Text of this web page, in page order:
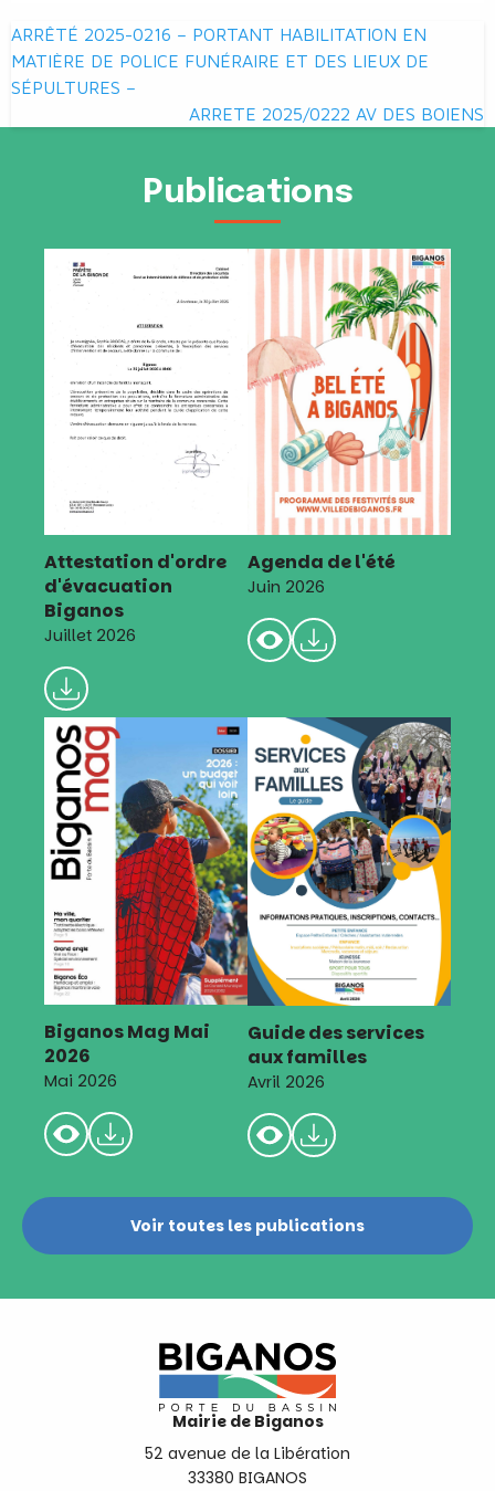
Navigation
de
l’article
ARRÊTÉ 2025-0216 – PORTANT HABILITATION EN
MATIÈRE DE POLICE FUNÉRAIRE ET DES LIEUX DE
SÉPULTURES –
ARRETE 2025/0222 AV DES BOIENS
Publications
Attestation d'ordre
d'évacuation
Biganos
Juillet 2026
Agenda de l'été
Juin 2026
Biganos Mag Mai
2026
Mai 2026
Guide des services
aux familles
Avril 2026
Voir toutes les publications
Mairie de Biganos
52 avenue de la Libération
33380 BIGANOS